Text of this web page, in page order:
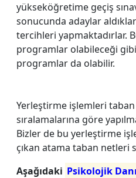
yükseköğretime geçiş
sonucunda adaylar
tercihleri yapmaktadırlar.
programlar olabileceği
programlar da olabilir.
Yerleştirme işlemleri
sıralamalarına göre
Bizler de bu yerleştirme
çıkan atama taban netleri
Aşağıdaki Psikolojik